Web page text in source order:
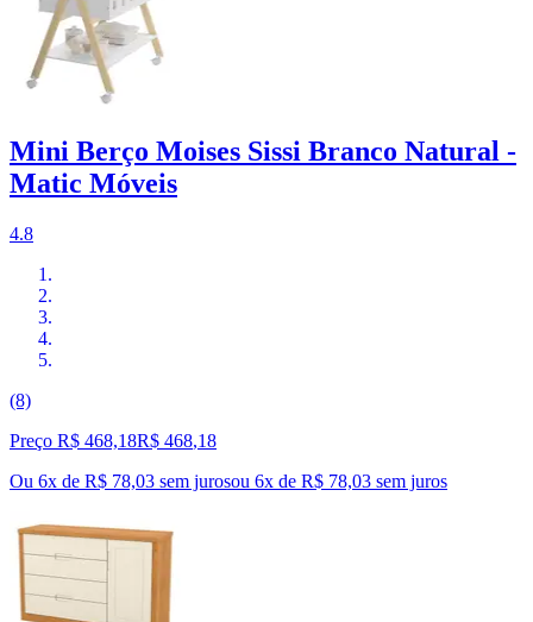
Mini Berço Moises Sissi Branco Natural -
Matic Móveis
4.8
(8)
Preço R$ 468,18R$ 468,18
Ou 6x de R$ 78,03 sem jurosou 6x de R$ 78,03 sem juros